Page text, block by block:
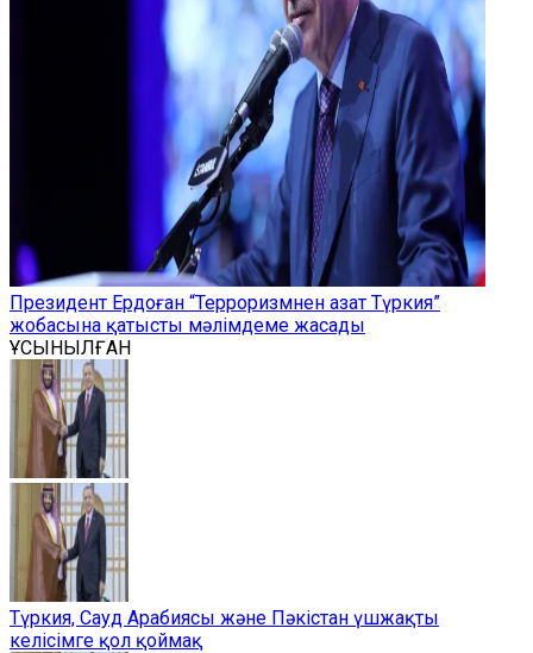
Президент Ердоған “Терроризмнен азат Түркия”
жобасына қатысты мәлімдеме жасады
ҰСЫНЫЛҒАН
Түркия, Сауд Арабиясы және Пәкістан үшжақты
келісімге қол қоймақ